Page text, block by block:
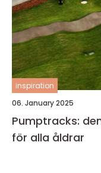
inspiration
06. January 2025
Pumptracks:
för alla åldrar